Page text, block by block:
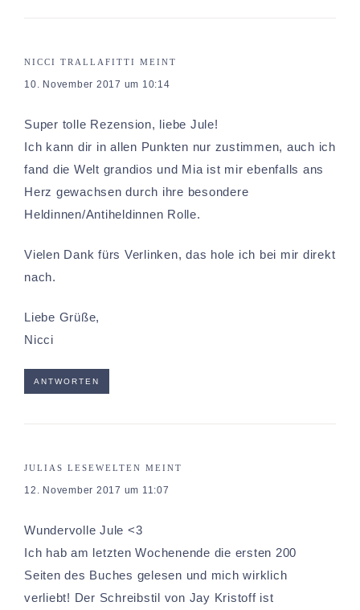
NICCI TRALLAFITTI MEINT
10. November 2017 um 10:14
Super tolle Rezension, liebe Jule!
Ich kann dir in allen Punkten nur zustimmen, auch ich
fand die Welt grandios und Mia ist mir ebenfalls ans
Herz gewachsen durch ihre besondere
Heldinnen/Antiheldinnen Rolle.
Vielen Dank fürs Verlinken, das hole ich bei mir direkt
nach.
Liebe Grüße,
Nicci
ANTWORTEN
JULIAS LESEWELTEN MEINT
12. November 2017 um 11:07
Wundervolle Jule <3
Ich hab am letzten Wochenende die ersten 200
Seiten des Buches gelesen und mich wirklich
verliebt! Der Schreibstil von Jay Kristoff ist